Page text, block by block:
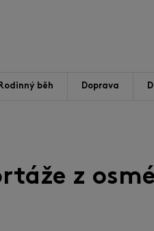
Rodinný běh Doprava
z